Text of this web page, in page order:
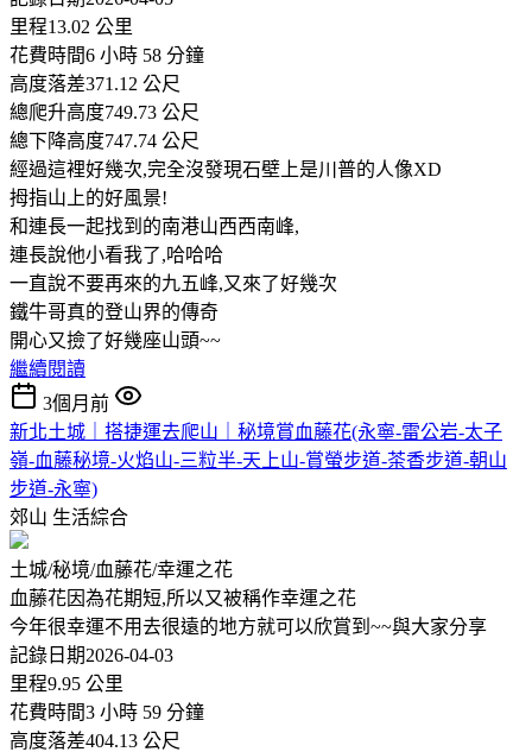
里程13.02 公里
花費時間6 小時 58 分鐘
高度落差371.12 公尺
總爬升高度749.73 公尺
總下降高度747.74 公尺
經過這裡好幾次,完全沒發現石壁上是川普的人像XD
拇指山上的好風景!
和連長一起找到的南港山西西南峰,
連長說他小看我了,哈哈哈
一直說不要再來的九五峰,又來了好幾次
鐵牛哥真的登山界的傳奇
開心又撿了好幾座山頭~~
繼續閱讀
3個月前
新北土城｜搭捷運去爬山｜秘境賞血藤花(永寧-雷公岩-太子
嶺-血藤秘境-火焰山-三粒半-天上山-賞螢步道-茶香步道-朝山
步道-永寧)
郊山 生活綜合
土城/秘境/血藤花/幸運之花
血藤花因為花期短,所以又被稱作幸運之花
今年很幸運不用去很遠的地方就可以欣賞到~~與大家分享
記錄日期2026-04-03
里程9.95 公里
花費時間3 小時 59 分鐘
高度落差404.13 公尺